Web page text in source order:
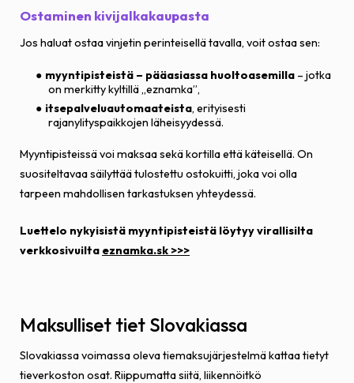
Ostaminen kivijalkakaupasta
Jos haluat ostaa vinjetin perinteisellä tavalla, voit ostaa sen:
myyntipisteistä – pääasiassa huoltoasemilla – jotka
on merkitty kyltillä „eznamka”,
itsepalveluautomaateista, erityisesti
rajanylityspaikkojen läheisyydessä.
Myyntipisteissä voi maksaa sekä kortilla että käteisellä. On
suositeltavaa säilyttää tulostettu ostokuitti, joka voi olla
tarpeen mahdollisen tarkastuksen yhteydessä.
Luettelo nykyisistä myyntipisteistä löytyy virallisilta
verkkosivuilta eznamka.sk >>>
Maksulliset tiet Slovakiassa
Slovakiassa voimassa oleva tiemaksujärjestelmä kattaa tietyt
tieverkoston osat. Riippumatta siitä, liikennöitkö